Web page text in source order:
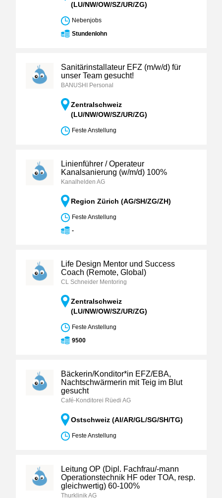
(LU/NW/OW/SZ/UR/ZG)
Nebenjobs
Stundenlohn
Sanitärinstallateur EFZ (m/w/d) für
unser Team gesucht!
BANUSHI Personal
Zentralschweiz
(LU/NW/OW/SZ/UR/ZG)
Feste Anstellung
Linienführer / Operateur
Kanalsanierung (w/m/d) 100%
Kanalhelden AG
Region Zürich (AG/SH/ZG/ZH)
Feste Anstellung
-
Life Design Mentor und Success
Coach (Remote, Global)
CL Schneider Mentoring
Zentralschweiz
(LU/NW/OW/SZ/UR/ZG)
Feste Anstellung
9500
Bäckerin/Konditor*in EFZ/EBA,
Nachtschwärmerin mit Teig im Blut
gesucht
Café-Konditorei Rüedi AG
Ostschweiz (AI/AR/GL/SG/SH/TG)
Feste Anstellung
Leitung OP (Dipl. Fachfrau/-mann
Operationstechnik HF oder TOA, resp.
gleichwertig) 60-100%
Thurklinik AG